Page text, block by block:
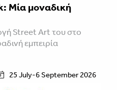
Μία μοναδική
Street Art του στο
εμπειρία
25 July-6 September 2026